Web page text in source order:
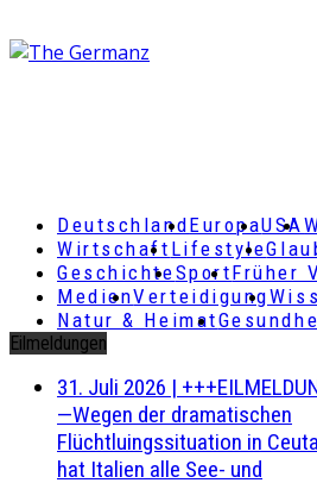
DeutschlandEuropaUSA
Wirtschaft Lifestyle
GeschichteSportFrüher
MedienVerteidigung
Natur & Heimat
Eilmeldungen
31. Juli 2026 |
—Wegen der dramatischen
Flüchtluingssituation in Ceuta
hat Italien alle See- und